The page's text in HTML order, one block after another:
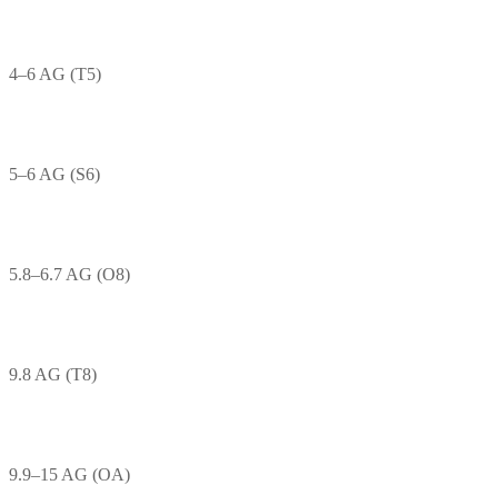
4–6 AG (T5)
5–6 AG (S6)
5.8–6.7 AG (O8)
9.8 AG (T8)
9.9–15 AG (OA)